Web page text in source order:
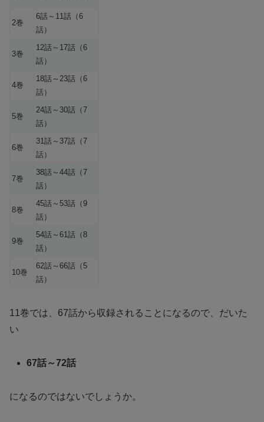
2巻
6話～11話（6
話）
3巻
12話～17話（6
話）
4巻
18話～23話（6
話）
5巻
24話～30話（7
話）
6巻
31話～37話（7
話）
7巻
38話～44話（7
話）
8巻
45話～53話（9
話）
9巻
54話～61話（8
話）
10巻
62話～66話（5
話）
11巻では、67話から収録されることになるので、だいた
い
67話～72話
になるのではないでしょうか。